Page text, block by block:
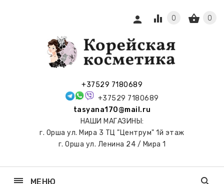
+37529 7180689
+37529 7180689
tasyana170@mail.ru
НАШИ МАГАЗИНЫ:
г. Орша ул. Мира 3 ТЦ "Центрум" 1й этаж
г. Орша ул. Ленина 24 / Мира 1
person shopping_basket 0
equalizer 0
reorder МЕНЮ search